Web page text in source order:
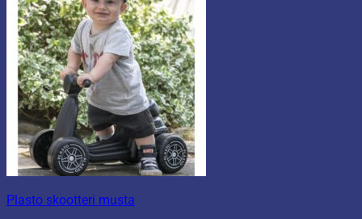
Plasto skootteri musta